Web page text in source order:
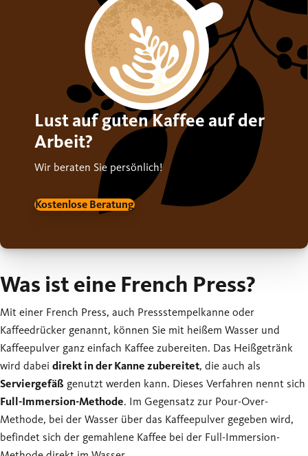
Lust auf guten Kaffee auf der
Arbeit?
Wir beraten Sie persönlich!
Kostenlose Beratung
Was ist eine French Press?
Mit einer French Press, auch Pressstempelkanne oder
Kaffeedrücker genannt, können Sie mit heißem Wasser und
Kaffeepulver ganz einfach Kaffee zubereiten. Das Heißgetränk
wird dabei direkt in der Kanne zubereitet, die auch als
Serviergefäß genutzt werden kann. Dieses Verfahren nennt sich
Full-Immersion-Methode. Im Gegensatz zur Pour-Over-
Methode, bei der Wasser über das Kaffeepulver gegeben wird,
befindet sich der gemahlene Kaffee bei der Full-Immersion-